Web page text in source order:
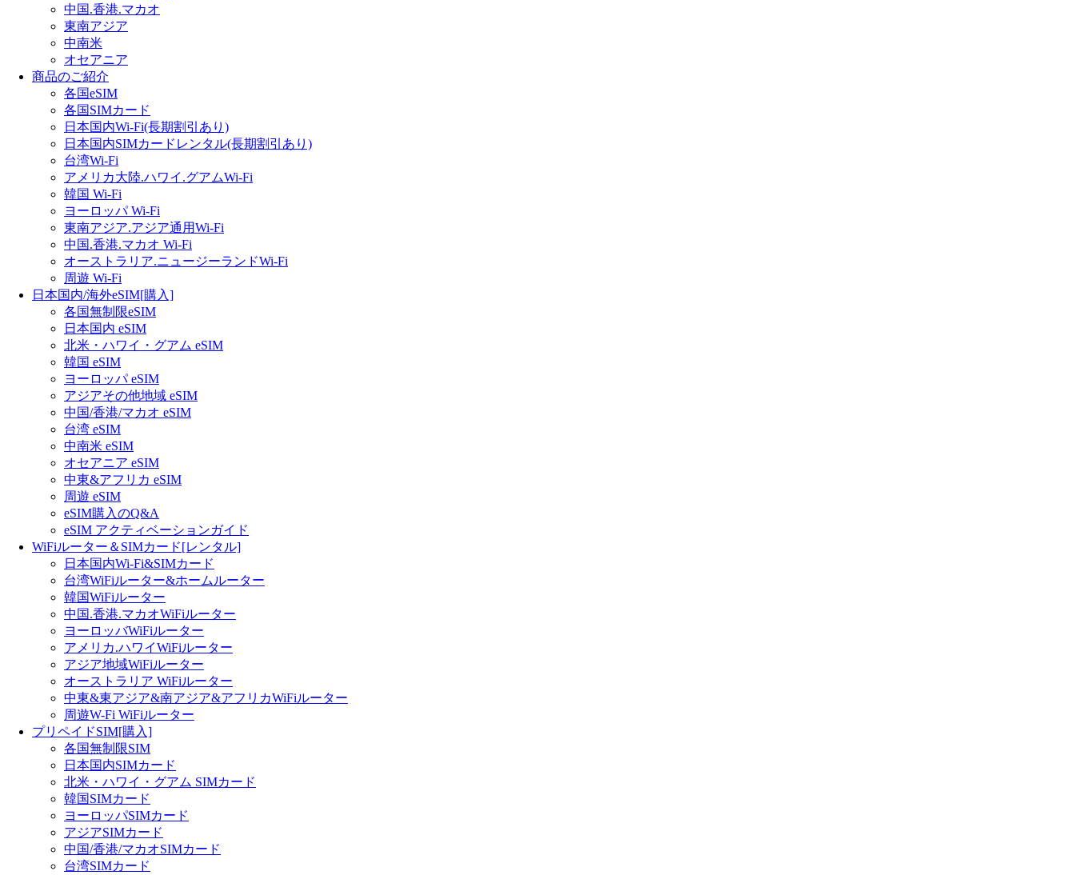
中国.香港.マカオ
東南アジア
中南米
オセアニア
商品のご紹介
各国eSIM
各国SIMカード
日本国内Wi-Fi(長期割引あり)
日本国内SIMカードレンタル(長期割引あり)
台湾Wi-Fi
アメリカ大陸.ハワイ.グアムWi-Fi
韓国 Wi-Fi
ヨーロッパ Wi-Fi
東南アジア.アジア通用Wi-Fi
中国.香港.マカオ Wi-Fi
オーストラリア.ニュージーランドWi-Fi
周遊 Wi-Fi
日本国内/海外eSIM[購入]
各国無制限eSIM
日本国内 eSIM
北米・ハワイ・グアム eSIM
韓国 eSIM
ヨーロッパ eSIM
アジアその他地域 eSIM
中国/香港/マカオ eSIM
台湾 eSIM
中南米 eSIM
オセアニア eSIM
中東&アフリカ eSIM
周遊 eSIM
eSIM購入のQ&A
eSIM アクティベーションガイド
WiFiルーター＆SIMカード[レンタル]
日本国内Wi-Fi&SIMカード
台湾WiFiルーター&ホームルーター
韓国WiFiルーター
中国.香港.マカオWiFiルーター
ヨーロッバWiFiルーター
アメリカ.ハワイWiFiルーター
アジア地域WiFiルーター
オーストラリア WiFiルーター
中東&東アジア&南アジア&アフリカWiFiルーター
周遊W-Fi WiFiルーター
プリペイドSIM[購入]
各国無制限SIM
日本国内SIMカード
北米・ハワイ・グアム SIMカード
韓国SIMカード
ヨーロッパSIMカード
アジアSIMカード
中国/香港/マカオSIMカード
台湾SIMカード